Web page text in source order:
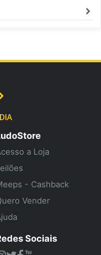
a Loja
- Cashback
Vender
Sociais